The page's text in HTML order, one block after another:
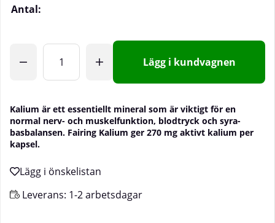
Antal:
Lägg i kundvagnen
Kalium är ett essentiellt mineral som är viktigt för en
normal nerv- och muskelfunktion, blodtryck och syra-
basbalansen. Fairing Kalium ger 270 mg aktivt kalium per
kapsel.
Leverans: 1-2 arbetsdagar